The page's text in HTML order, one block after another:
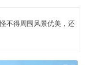
不得周围风景优美，还